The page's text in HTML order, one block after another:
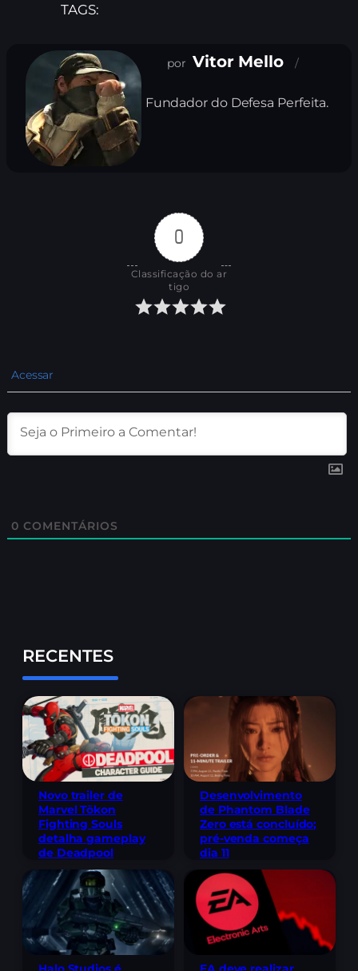
TAGS:
Vitor Mello
Fundador do Defesa Perfeita.
0
Classificação do ar
tigo
Acessar
0 COMENTÁRIOS
RECENTES
Novo trailer de
Marvel Tōkon
Fighting Souls
detalha gameplay
de Deadpool
Desenvolvimento
de Phantom Blade
Zero está concluído;
pré-venda começa
dia 11